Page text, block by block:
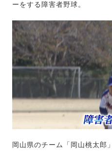
ーをする障害者野球。
岡山県のチーム「岡山桃太郎